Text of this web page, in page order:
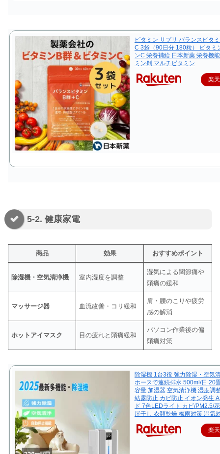
ビタミン サプリ バランスビタ
C 3袋（90日分 180粒） ビタミ
ンC 栄養補給 日本新薬 栄養機
ミン剤 マルチビタミン
楽
5-2. 健康家電
商品 効果 おすすめポイント
除湿機・空気清浄機 室内湿度を調整
湿気による関節痛や
頭痛の緩和
マッサージ器 血流改善・コリ緩和
肩・腰のこりや疲労
感の解消
ホットアイマスク 目の疲れと頭痛緩和
パソコン作業後の偏
頭痛対策
除湿機 1台3役 強力除湿・空気
ホースで連続排水 500ml/日 20
容量 加湿器 空気清浄機 湿度調
結露防止 カビ防止 イオン発生
ド 7色LEDライト カビ/PM2.5/
屋干し 衣類乾燥 梅雨対策 湿気
楽